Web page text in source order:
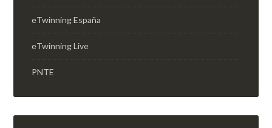
eTwinning España
eTwinning Live
PNTE